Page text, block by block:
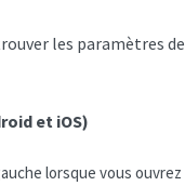
les paramètres de
et iOS)
lorsque vous ouvrez